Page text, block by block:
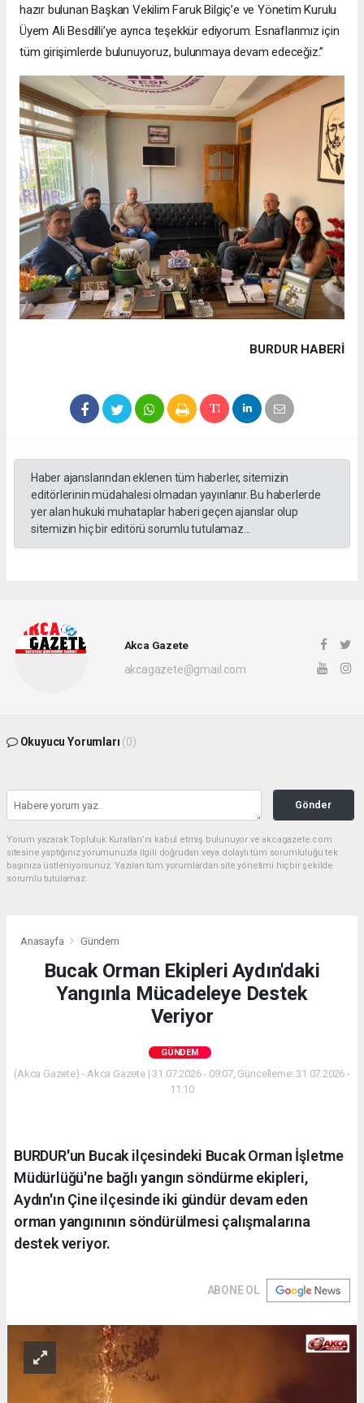
hazır bulunan Başkan Vekilim Faruk Bilgiç’e ve Yönetim Kurulu
Üyem Ali Besdilli’ye ayrıca teşekkür ediyorum. Esnaflarımız için
tüm girişimlerde bulunuyoruz, bulunmaya devam edeceğiz.”
BURDUR HABERİ
Haber ajanslarından eklenen tüm haberler, sitemizin
editörlerinin müdahalesi olmadan yayınlanır. Bu haberlerde
yer alan hukuki muhataplar haberi geçen ajanslar olup
sitemizin hiç bir editörü sorumlu tutulamaz...
Akca Gazete
akcagazete@gmail.com
Okuyucu Yorumları (0)
Gönder
Yorum yazarak Topluluk Kuralları’nı kabul etmiş bulunuyor ve akcagazete.com
sitesine yaptığınız yorumunuzla ilgili doğrudan veya dolaylı tüm sorumluluğu tek
başınıza üstleniyorsunuz. Yazılan tüm yorumlardan site yönetimi hiçbir şekilde
sorumlu tutulamaz.
Anasayfa Gündem
Bucak Orman Ekipleri Aydın'daki
Yangınla Mücadeleye Destek
Veriyor
GÜNDEM
(Akca Gazete) - Akca Gazete | 31.07.2026 - 09:07, Güncelleme: 31.07.2026 -
11:10
BURDUR'un Bucak ilçesindeki Bucak Orman İşletme
Müdürlüğü'ne bağlı yangın söndürme ekipleri,
Aydın'ın Çine ilçesinde iki gündür devam eden
orman yangınının söndürülmesi çalışmalarına
destek veriyor.
ABONE OL